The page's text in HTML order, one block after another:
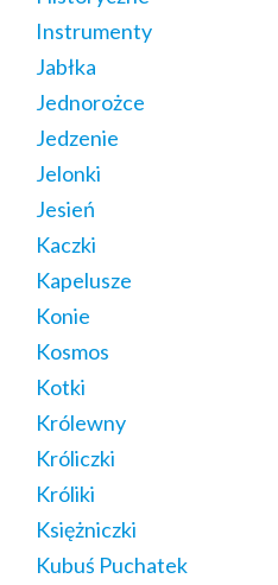
Instrumenty
Jabłka
Jednorożce
Jedzenie
Jelonki
Jesień
Kaczki
Kapelusze
Konie
Kosmos
Kotki
Królewny
Króliczki
Króliki
Księżniczki
Kubuś Puchatek